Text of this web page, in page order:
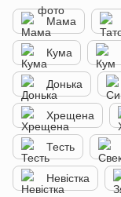
Мама
Кума
Донька
Хрещена
Тесть
Невістка